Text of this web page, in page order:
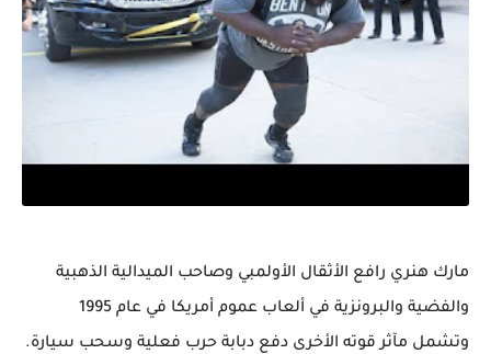
مارك هنري رافع الأثقال الأولمبي وصاحب الميدالية الذهبية
والفضية والبرونزية في ألعاب عموم أمريكا في عام 1995
وتشمل مآثر قوته الأخرى دفع دبابة حرب فعلية وسحب سيارة.